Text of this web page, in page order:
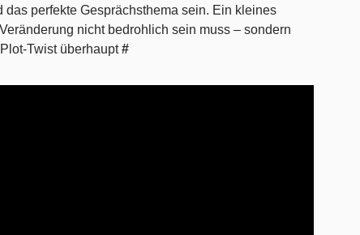
perfekte Gesprächsthema sein. Ein kleines
nicht bedrohlich sein muss – sondern
Twist überhaupt#